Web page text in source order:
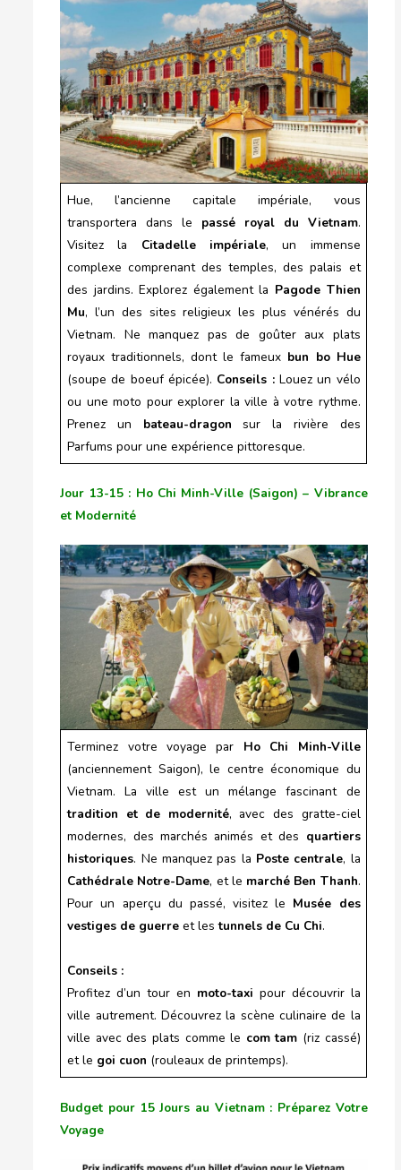
Hue, l’ancienne capitale impériale, vous
transportera dans le passé royal du Vietnam.
Visitez la Citadelle impériale, un immense
complexe comprenant des temples, des palais et
des jardins. Explorez également la Pagode Thien
Mu, l’un des sites religieux les plus vénérés du
Vietnam. Ne manquez pas de goûter aux plats
royaux traditionnels, dont le fameux bun bo Hue
(soupe de boeuf épicée). Conseils :Louez un vélo
ou une moto pour explorer la ville à votre rythme.
Prenez un bateau-dragon sur la rivière des
Parfums pour une expérience pittoresque.
Jour 13-15 : Ho Chi Minh-Ville (Saigon) – Vibrance
et Modernité
Terminez votre voyage par Ho Chi Minh-Ville
(anciennement Saigon), le centre économique du
Vietnam. La ville est un mélange fascinant de
tradition et de modernité, avec des gratte-ciel
modernes, des marchés animés et des quartiers
historiques. Ne manquez pas la Poste centrale, la
Cathédrale Notre-Dame, et le marché Ben Thanh.
Pour un aperçu du passé, visitez le Musée des
vestiges de guerre et lestunnels de Cu Chi.
Conseils :
Profitez d’un tour en moto-taxi pour découvrir la
ville autrement. Découvrez la scène culinaire de la
ville avec des plats comme le com tam (riz cassé)
et le goi cuon (rouleaux de printemps).
Budget pour 15 Jours au Vietnam : Préparez Votre
Voyage